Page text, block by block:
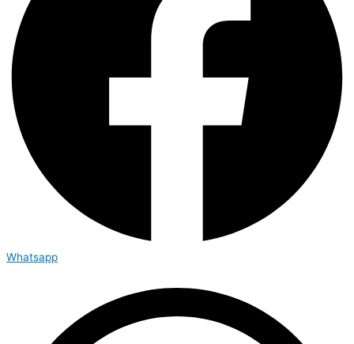
Whatsapp